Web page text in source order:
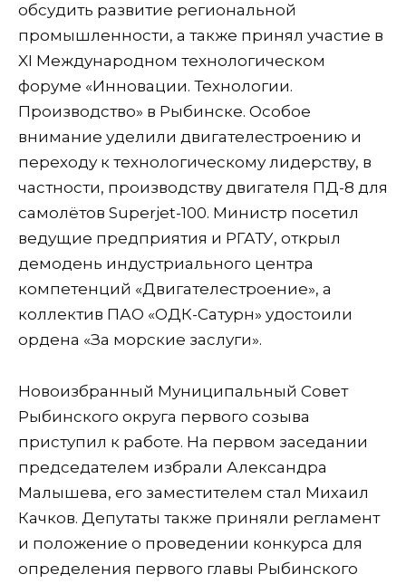
обсудить развитие региональной
промышленности, а также принял участие в
XI Международном технологическом
форуме «Инновации. Технологии.
Производство» в Рыбинске. Особое
внимание уделили двигателестроению и
переходу к технологическому лидерству, в
частности, производству двигателя ПД-8 для
самолётов Superjet-100. Министр посетил
ведущие предприятия и РГАТУ, открыл
демодень индустриального центра
компетенций «Двигателестроение», а
коллектив ПАО «ОДК-Сатурн» удостоили
ордена «За морские заслуги».
Новоизбранный Муниципальный Совет
Рыбинского округа первого созыва
приступил к работе. На первом заседании
председателем избрали Александра
Малышева, его заместителем стал Михаил
Качков. Депутаты также приняли регламент
и положение о проведении конкурса для
определения первого главы Рыбинского